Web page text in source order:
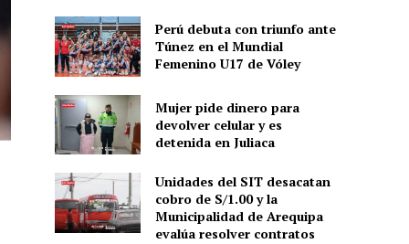
Perú debuta con triunfo ante
Túnez en el Mundial
Femenino U17 de Vóley
Mujer pide dinero para
devolver celular y es
detenida en Juliaca
Unidades del SIT desacatan
cobro de S/1.00 y la
Municipalidad de Arequipa
evalúa resolver contratos